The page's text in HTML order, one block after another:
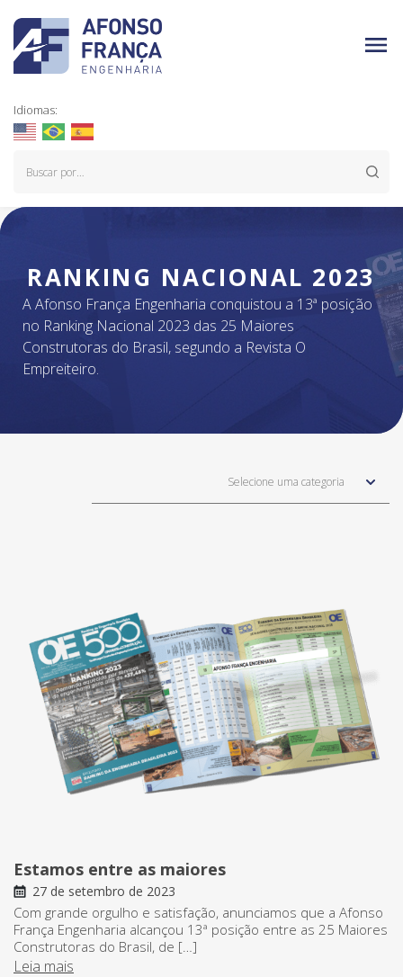
Idiomas:
RANKING NACIONAL 2023
A Afonso França Engenharia conquistou a 13ª posição
no Ranking Nacional 2023 das 25 Maiores
Construtoras do Brasil, segundo a Revista O
Empreiteiro.
Selecione uma categoria
Estamos entre as maiores
27 de setembro de 2023
Com grande orgulho e satisfação, anunciamos que a Afonso
França Engenharia alcançou 13ª posição entre as 25 Maiores
Construtoras do Brasil, de […]
Leia mais